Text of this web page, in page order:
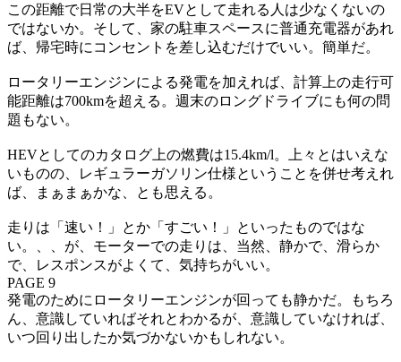
この距離で日常の大半をEVとして走れる人は少なくないの
ではないか。そして、家の駐車スペースに普通充電器があれ
ば、帰宅時にコンセントを差し込むだけでいい。簡単だ。
ロータリーエンジンによる発電を加えれば、計算上の走行可
能距離は700kmを超える。週末のロングドライブにも何の問
題もない。
HEVとしてのカタログ上の燃費は15.4km/l。上々とはいえな
いものの、レギュラーガソリン仕様ということを併せ考えれ
ば、まぁまぁかな、とも思える。
走りは「速い！」とか「すごい！」といったものではな
い。、、が、モーターでの走りは、当然、静かで、滑らか
で、レスポンスがよくて、気持ちがいい。
PAGE 9
発電のためにロータリーエンジンが回っても静かだ。もちろ
ん、意識していればそれとわかるが、意識していなければ、
いつ回り出したか気づかないかもしれない。